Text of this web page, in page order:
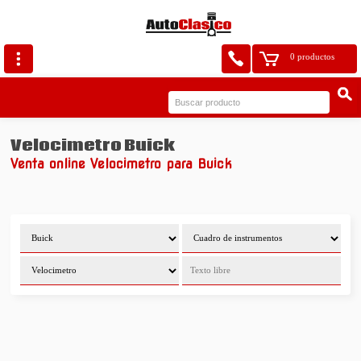
0 productos
Velocimetro Buick
Venta online Velocimetro para Buick